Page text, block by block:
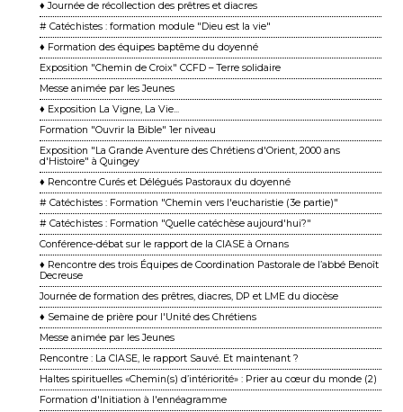
♦ Journée de récollection des prêtres et diacres
# Catéchistes : formation module "Dieu est la vie"
♦ Formation des équipes baptême du doyenné
Exposition "Chemin de Croix" CCFD – Terre solidaire
Messe animée par les Jeunes
♦ Exposition La Vigne, La Vie...
Formation "Ouvrir la Bible" 1er niveau
Exposition "La Grande Aventure des Chrétiens d'Orient, 2000 ans
d'Histoire" à Quingey
♦ Rencontre Curés et Délégués Pastoraux du doyenné
# Catéchistes : Formation "Chemin vers l'eucharistie (3e partie)"
# Catéchistes : Formation "Quelle catéchèse aujourd'hui?"
Conférence-débat sur le rapport de la CIASE à Ornans
♦ Rencontre des trois Équipes de Coordination Pastorale de l’abbé Benoît
Decreuse
Journée de formation des prêtres, diacres, DP et LME du diocèse
♦ Semaine de prière pour l'Unité des Chrétiens
Messe animée par les Jeunes
Rencontre : La CIASE, le rapport Sauvé. Et maintenant ?
Haltes spirituelles «Chemin(s) d’intériorité» : Prier au cœur du monde (2)
Formation d'Initiation à l'ennéagramme